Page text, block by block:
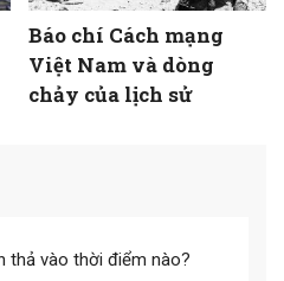
Báo chí Cách mạng
Việt Nam và dòng
chảy của lịch sử
thả vào thời điểm nào?